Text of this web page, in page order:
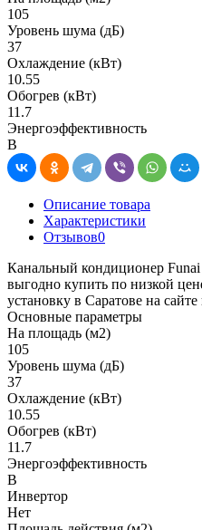
105
Уровень шума (дБ)
37
Охлаждение (кВт)
10.55
Обогрев (кВт)
11.7
Энергоэффективность
B
Описание товара
Характеристики
Отзывов0
Канальный кондиционер
выгодно купить по низкой
установку в Саратове на
Основные параметры
На площадь (м2)
105
Уровень шума (дБ)
37
Охлаждение (кВт)
10.55
Обогрев (кВт)
11.7
Энергоэффективность
B
Инвертор
Нет